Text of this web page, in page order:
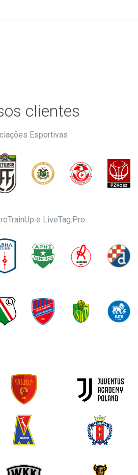
clientes
Esportivas
e LiveTag.Pro